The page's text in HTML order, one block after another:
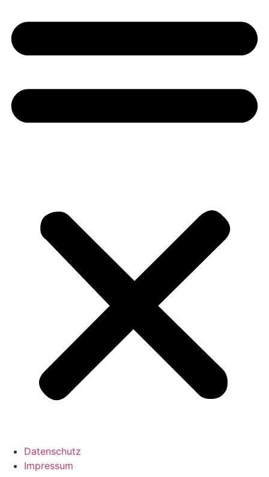
Datenschutz
Impressum